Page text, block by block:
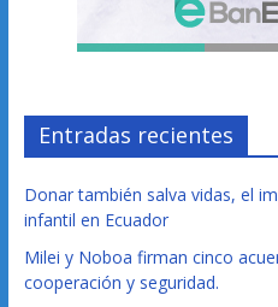
Entradas recientes
Donar también salva vidas, el
infantil en Ecuador
Milei y Noboa firman cinco
cooperación y seguridad.